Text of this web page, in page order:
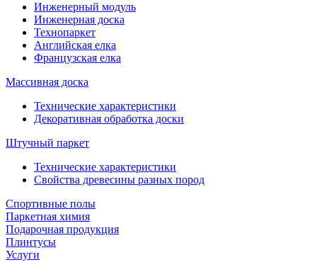
Инженерный модуль
Инженерная доска
Технопаркет
Английская елка
Французская елка
Массивная доска
Технические характеристики
Декоративная обработка доски
Штучный паркет
Технические характеристики
Свойства древесины разных пород
Спортивные полы
Паркетная химия
Подарочная продукция
Плинтусы
Услуги